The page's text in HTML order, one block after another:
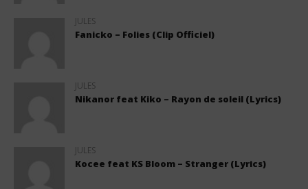
JULES
Fanicko – Folies (Clip Officiel)
JULES
Nikanor feat Kiko – Rayon de soleil (Lyrics)
JULES
Kocee feat KS Bloom – Stranger (Lyrics)